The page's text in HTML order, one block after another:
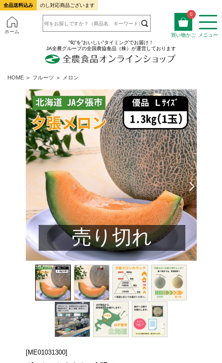
全品送料込み のし対応商品ございます
ホーム
0
買い物かご
メニュー
”旬”を”おいしい”タイミングでお届け！
JA全農グループの全国農協食品（株）が運営しております
HOME ＞ フルーツ ＞ メロン
売り切れ
[ME01031300]